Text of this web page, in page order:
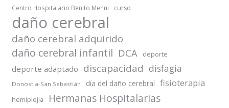
Centro Hospitalario Benito Menni curso
daño cerebral
daño cerebral adquirido
daño cerebral infantil DCA deporte
deporte adaptado discapacidad disfagia
Donostia-San Sebastián día del daño cerebral fisioterapia
hemiplejia Hermanas Hospitalarias